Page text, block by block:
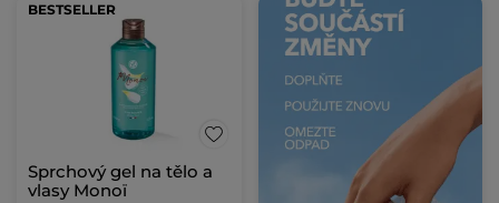
BESTSELLER
Sprchový gel na tělo a
vlasy Monoï